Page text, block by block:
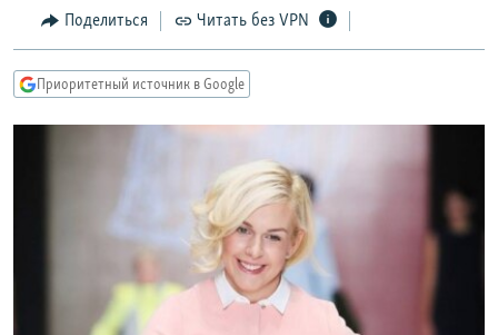
Вернутся
главной
навигации
Вернутся
МНЕНИЯ
КУЛЬТУРА
IDEL.РЕАЛИИ
КАВКАЗ.РЕАЛИИ
СИБИРЬ.РЕАЛИИ
РАСПИСАНИЕ ВЕЩАНИЯ
ПОДПИШИТЕСЬ НА РАССЫЛКУ
Поделиться Читать без VPN
Приоритетный источник в Google